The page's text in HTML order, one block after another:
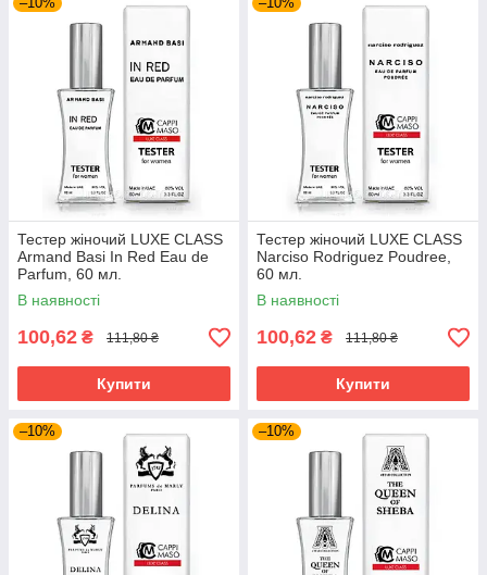
Тестер жіночий LUXE CLASS
Armand Basi In Red Eau de
Parfum, 60 мл.
В наявності
100,62 ₴ 111,80 ₴
Купити
Тестер жіночий LUXE CLASS
Narciso Rodriguez Poudree,
60 мл.
В наявності
100,62 ₴ 111,80 ₴
Купити
–10% –10%